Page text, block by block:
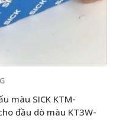
màu SICK KTM-